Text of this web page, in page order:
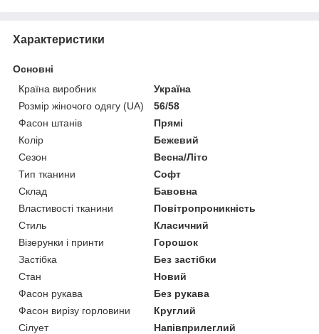
Характеристики
Основні
Країна виробник
Україна
Розмір жіночого одягу (UA)
56/58
Фасон штанів
Прямі
Колір
Бежевий
Сезон
Весна/Літо
Тип тканини
Софт
Склад
Бавовна
Властивості тканини
Повітропроникність
Стиль
Класичний
Візерунки і принти
Горошок
Застібка
Без застібки
Стан
Новий
Фасон рукава
Без рукава
Фасон вирізу горловини
Круглий
Сілует
Напівприлеглий